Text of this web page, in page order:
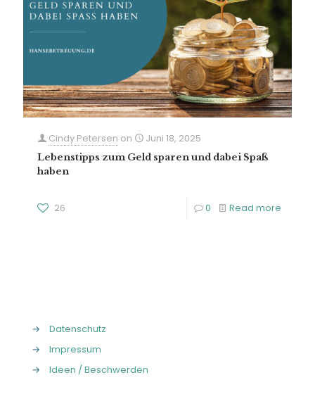
Cindy Petersen on Juni 18, 2025
Lebenstipps zum Geld sparen und dabei Spaß
haben
26 0 Read more
→
Datenschutz
→
Impressum
→
Ideen / Beschwerden